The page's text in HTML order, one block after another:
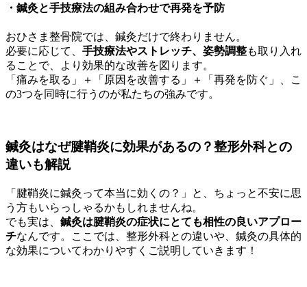
・ 鍼灸と手技療法の組み合わせで再発を予防
おひさま整骨院では、鍼灸だけで終わりません。
必要に応じて、 手技療法やストレッチ、姿勢調整も取り入れ
ることで、より効果的な改善を図ります。
「痛みを取る」＋「原因を改善する」＋「再発を防ぐ」、こ
の3つを同時に行うのが私たちの強みです。
鍼灸はなぜ腱鞘炎に効果があるの？整形外科との
違いも解説
「腱鞘炎に鍼灸って本当に効くの？」と、ちょっと不安に思
う方もいらっしゃるかもしれませんね。
でも実は、 鍼灸は腱鞘炎の症状にとても相性の良いアプロー
チなんです。ここでは、整形外科との違いや、鍼灸の具体的
な効果についてわかりやすくご説明していきます！